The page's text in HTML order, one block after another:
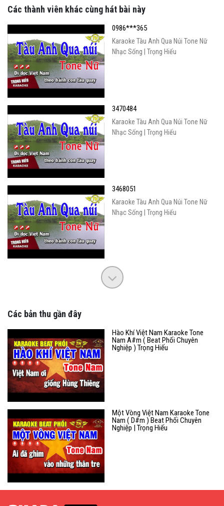
Các thành viên khác cùng hát bài này
0986***365
Karaoke Tàu Anh Qua Núi Tone Nữ
Nhạc Sống | Trọng Hiếu
3470484
Karaoke Tàu Anh Qua Núi Tone Nữ
Nhạc Sống | Trọng Hiếu
3468051
Karaoke Tàu Anh Qua Núi Tone Nữ
Nhạc Sống | Trọng Hiếu
Các bản thu gần đây
Hào Khí Việt Nam Karaoke Tone
Nam A#m ( Beat Phối Chuyên
Nghiệp ) Trọng Hiếu
Một Vòng Việt Nam Karaoke Tone
Nam ( D#m ) Beat Phối Chuyên
Nghiệp | Trọng Hiếu